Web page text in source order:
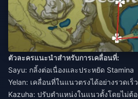
ตัวละครแนะนำสำหรับการเคลื่อนที่:
Sayu: กลิ้งต่อเนื่องและประหยัด Stamina
Yelan: เคลื่อนที่ในแนวตรงได้อย่างรวดเร็ว
Kazuha: ปรับตำแหน่งในแนวตั้งโดยไม่ต้